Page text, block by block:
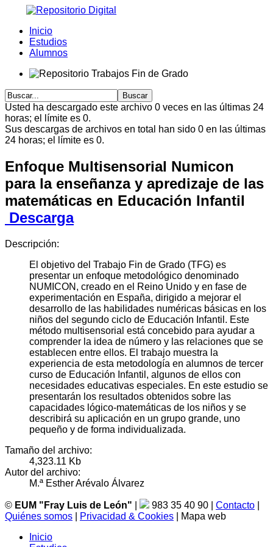
Inicio
Estudios
Alumnos
Usted ha descargado este archivo 0 veces en las últimas 24
horas; el límite es 0.
Sus descargas de archivos en total han sido 0 en las últimas
24 horas; el límite es 0.
Enfoque Multisensorial Numicon
para la enseñanza y apredizaje de las
matemáticas en Educación Infantil
Descarga
Descripción:
El objetivo del Trabajo Fin de Grado (TFG) es
presentar un enfoque metodológico denominado
NUMICON, creado en el Reino Unido y en fase de
experimentación en España, dirigido a mejorar el
desarrollo de las habilidades numéricas básicas en los
niños del segundo ciclo de Educación Infantil. Este
método multisensorial está concebido para ayudar a
comprender la idea de número y las relaciones que se
establecen entre ellos. El trabajo muestra la
experiencia de esta metodología en alumnos de tercer
curso de Educación Infantil, algunos de ellos con
necesidades educativas especiales. En este estudio se
presentarán los resultados obtenidos sobre las
capacidades lógico-matemáticas de los niños y se
describirá su aplicación en un grupo grande, uno
pequeño y de forma individualizada.
Tamaño del archivo:
4,323.11 Kb
Autor del archivo:
M.ª Esther Arévalo Álvarez
© EUM "Fray Luis de León" 983 35 40 90 | Contacto
Quiénes somos
Privacidad & Cookies | Mapa web
Inicio